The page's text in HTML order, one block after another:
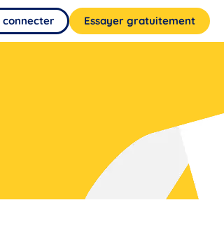
connecter Essayer gratuitement